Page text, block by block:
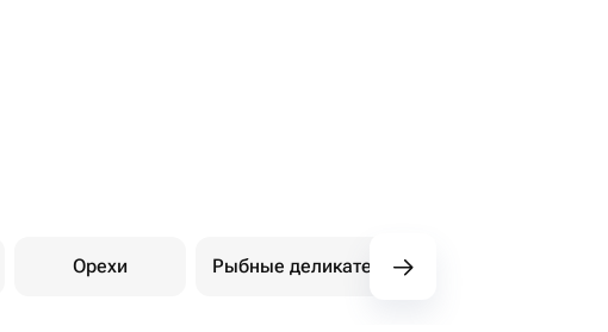
Орехи Рыбные деликатесы